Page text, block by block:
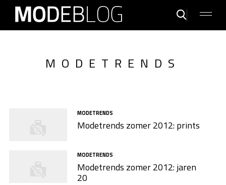
MODETRENDS
MODETRENDS
Modetrends zomer 2012: prints
MODETRENDS
Modetrends zomer 2012: jaren
20